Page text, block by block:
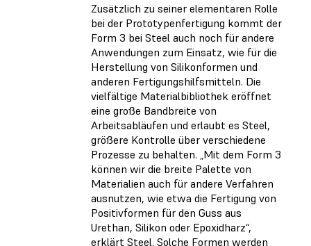
Zusätzlich zu seiner elementaren Rolle
bei der Prototypenfertigung kommt der
Form 3 bei Steel auch noch für andere
Anwendungen zum Einsatz, wie für die
Herstellung von Silikonformen und
anderen Fertigungshilfsmitteln. Die
vielfältige Materialbibliothek eröffnet
eine große Bandbreite von
Arbeitsabläufen und erlaubt es Steel,
größere Kontrolle über verschiedene
Prozesse zu behalten. „Mit dem Form 3
können wir die breite Palette von
Materialien auch für andere Verfahren
ausnutzen, wie etwa die Fertigung von
Positivformen für den Guss aus
Urethan, Silikon oder Epoxidharz“,
erklärt Steel. Solche Formen werden